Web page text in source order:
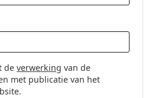
deverwerking van de
met publicatie van het